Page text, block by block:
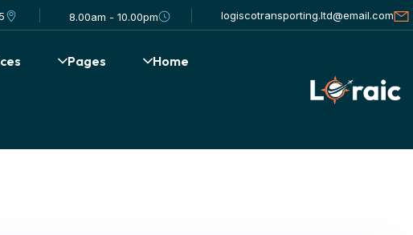
logiscotransporting.ltd@email.com
8.00am - 10.00pm
Home
Pages